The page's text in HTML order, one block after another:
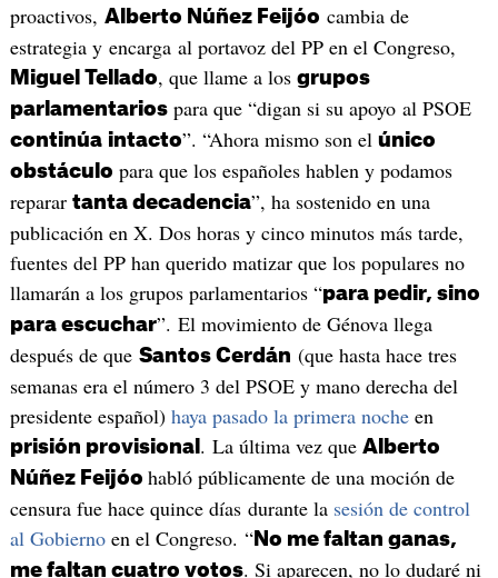
proactivos, Alberto Núñez Feijóo cambia de
estrategia y encarga al portavoz del PP en el Congreso,
Miguel Tellado, que llame a los grupos
parlamentariospara que “digan si su apoyo al PSOE
continúa intacto”. “Ahora mismo son el único
obstáculo para que los españoles hablen y podamos
reparar tanta decadencia”, ha sostenido en una
publicación en X. Dos horas y cinco minutos más tarde,
fuentes del PP han querido matizar que los populares no
llamarán a los grupos parlamentarios “para pedir, sino
para escuchar”. El movimiento de Génova llega
después de que Santos Cerdán (que hasta hace tres
semanas era el número 3 del PSOE y mano derecha del
presidente español) haya pasado la primera nocheen
prisión provisional . La última vez que Alberto
Núñez Feijóo habló públicamente de una moción de
censura fue hace quince días durante la sesión de control
al Gobiernoen el Congreso. “No me faltan ganas,
me faltan cuatro votos. Si aparecen, no lo dudaré ni